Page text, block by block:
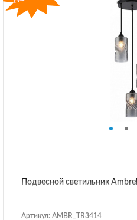
Подвесной светильник
Артикул: AMBR_TR3414